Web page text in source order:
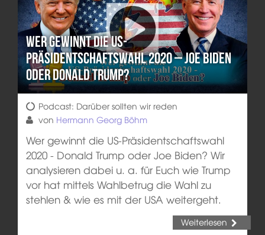
Wer gewinnt die US-
Präsidentschaftswahl 2020 – Joe Biden
oder Donald Trump?
Podcast: Darüber sollten wir reden
von Hermann Georg Böhm
Wer gewinnt die US-Präsidentschaftswahl
2020 - Donald Trump oder Joe Biden? Wir
analysieren dabei u. a. für Euch wie Trump
vor hat mittels Wahlbetrug die Wahl zu
stehlen & wie es mit der USA weitergeht.
Weiterlesen